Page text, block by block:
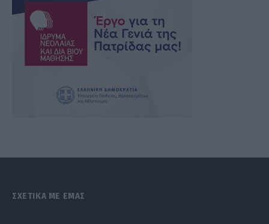
ΣΧΕΤΙΚΑ ΜΕ ΕΜΑΣ